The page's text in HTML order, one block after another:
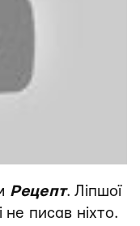
Рецепт. Ліпшої
не писав ніхто.